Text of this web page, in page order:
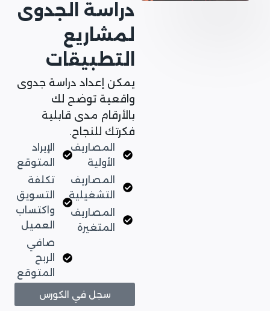
دراسة الجدوى
لمشاريع
التطبيقات
يمكن إعداد دراسة جدوى
واقعية توضح لك
بالأرقام مدى قابلية
فكرتك للنجاح.
المصاريف
الأولية
المصاريف
التشغيلية
المصاريف
المتغيرة
الإيراد
المتوقع
تكلفة
التسويق
واكتساب
العميل
صافي
الربح
المتوقع
سجل في الكورس